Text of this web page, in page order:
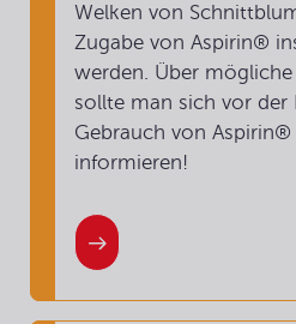
Welken von
Zugabe von Aspirin®
werden. Über
sollte man sich vor der
Gebrauch von
informieren!